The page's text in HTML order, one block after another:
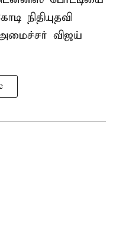
நிதியுதவி
விஜய்